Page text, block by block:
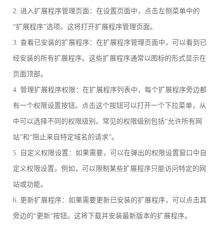
2. 进入扩展程序管理页面：在设置页面中，点击左侧菜单中的
“扩展程序”选项。这将打开扩展程序管理页面。
3. 查看已安装的扩展程序：在扩展程序管理页面中，可以看到已
经安装的所有扩展程序。这些扩展程序通常以图标的形式显示在
页面顶部。
4. 管理扩展程序权限：在扩展程序列表中，每个扩展程序旁边都
有一个权限设置按钮。点击这个按钮可以打开一个下拉菜单，从
中可以选择不同的权限级别。常见的权限级别包括“允许所有网
站”和“阻止来自特定域名的请求”。
5. 自定义权限设置：如果需要，可以在弹出的权限设置窗口中自
定义权限设置。例如，可以限制某些扩展程序只能访问特定的网
站或功能。
6. 更新扩展程序：如果需要更新已安装的扩展程序，可以点击其
旁边的“更新”按钮。这将下载并安装最新版本的扩展程序。